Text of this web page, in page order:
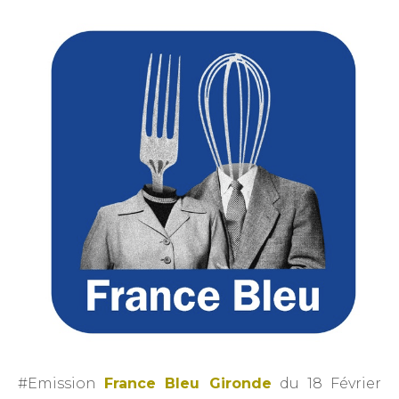
#Emission France Bleu Gironde du 18 Février